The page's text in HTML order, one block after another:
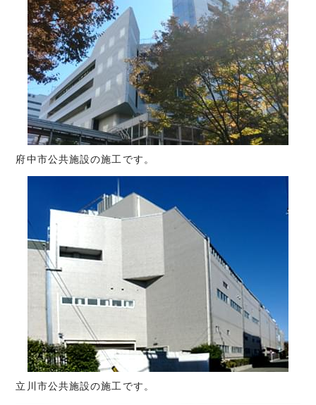
府中市公共施設の施工です。
立川市公共施設の施工です。